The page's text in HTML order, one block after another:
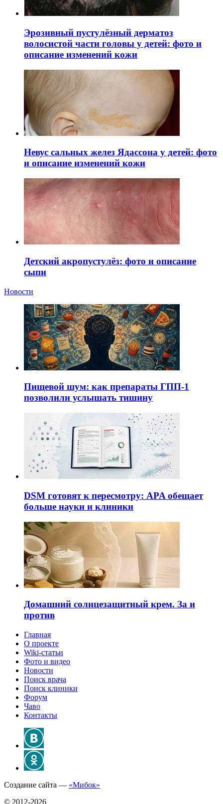
Эрозивный пустулёзный дерматоз
волосистой части головы у детей: фото и
описание изменений кожи
Невус сальных желез Ядассона у детей: фото
и описание изменений кожи
Детский акропустулёз: фото и описание
сыпи
Новости
Пищевой шум: как препараты ГПП-1
позволили услышать тишину
DSM готовят к пересмотру: APA обещает
больше науки и клиники
Домашний солнцезащитный крем. За и
против
Главная
О проекте
Wiki-статьи
Фото и видео
Новости
Поиск врача
Поиск клиники
Форум
Чаво
Контакты
Создание сайта — «Мибок»
© 2012-2026